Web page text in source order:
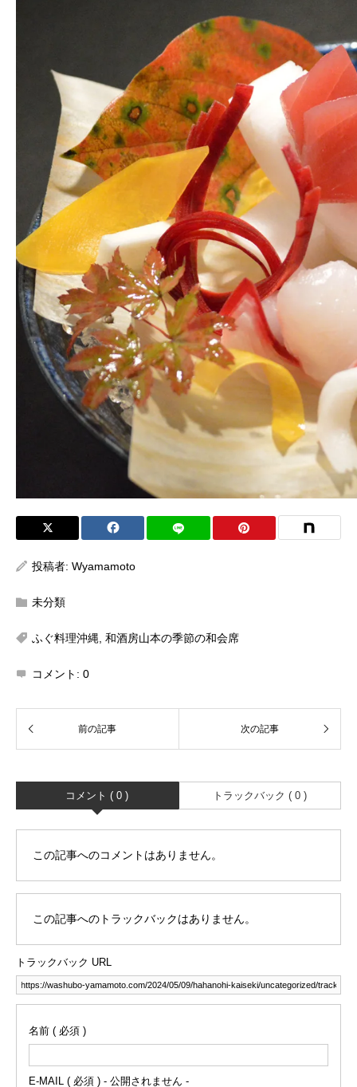
投稿者: Wyamamoto
未分類
ふぐ料理沖縄 和酒房山本の季節の和会席
コメント: 0
コメント ( 0 ) トラックバック ( 0 )
この記事へのコメントはありません。
この記事へのトラックバックはありません。
トラックバック URL
名前 ( 必須 )
E-MAIL ( 必須 ) - 公開されません -